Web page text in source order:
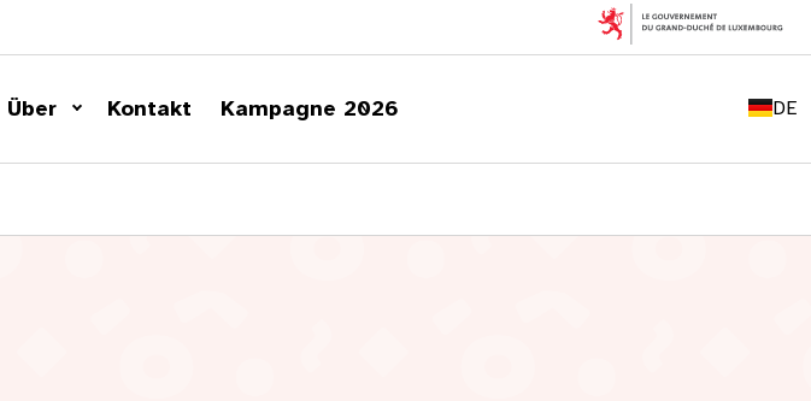
Über Kontakt Kampagne 2026 DE
FR
LU